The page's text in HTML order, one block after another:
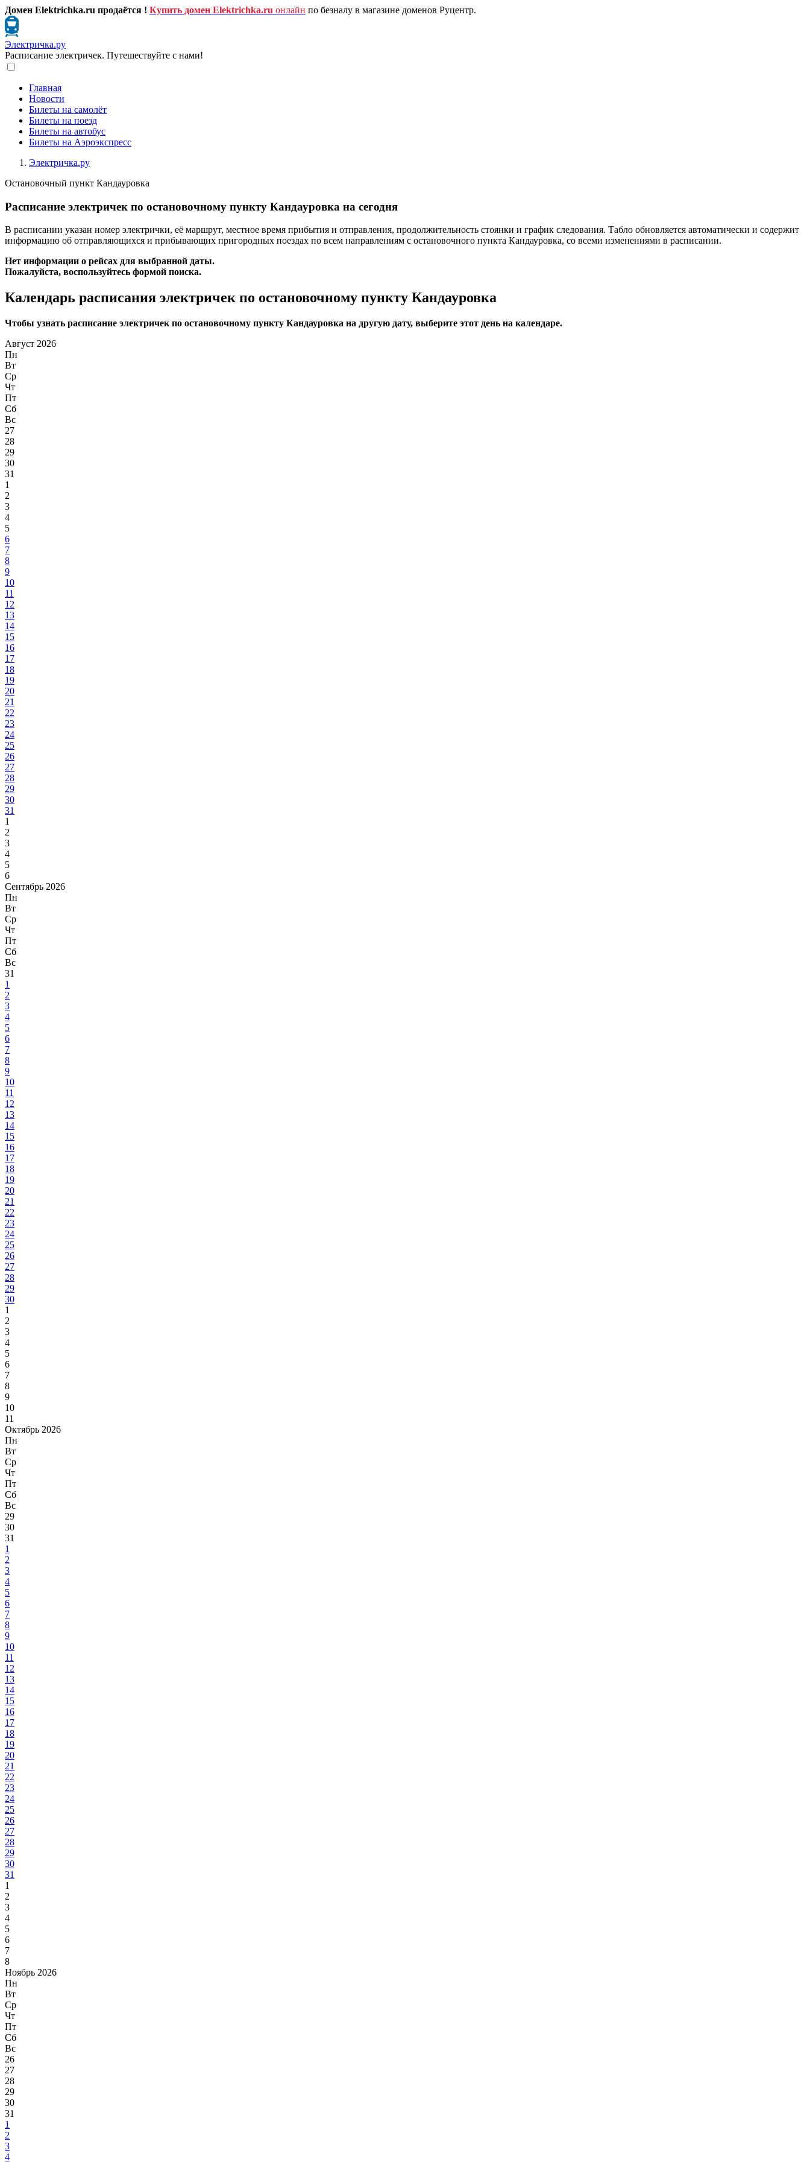
Домен Elektrichka.ru продаётся ! Купить домен Elektrichka.ru онлайн по безналу в магазине доменов Руцентр.
Электричка.ру
Расписание электричек. Путешествуйте с нами!
Главная
Новости
Билеты на самолёт
Билеты на поезд
Билеты на автобус
Билеты на Аэроэкспресс
Электричка.ру
Остановочный пункт Кандауровка
Расписание электричек по остановочному пункту Кандауровка на сегодня
В расписании указан номер электрички, её маршрут, местное время прибытия и отправления, продолжительность стоянки и график следования. Табло обновляется автоматически и содержит
информацию об отправляющихся и прибывающих пригородных поездах по всем направлениям с остановочного пункта Кандауровка, со всеми изменениями в расписании.
Нет информации о рейсах для выбранной даты.
Пожалуйста, воспользуйтесь формой поиска.
Календарь расписания электричек по остановочному пункту Кандауровка
Чтобы узнать расписание электричек по остановочному пункту Кандауровка на другую дату, выберите этот день на календаре.
Август 2026
Пн
Вт
Ср
Чт
Пт
Сб
Вс
27
28
29
30
31
1
2
3
4
5
6
7
8
9
10
11
12
13
14
15
16
17
18
19
20
21
22
23
24
25
26
27
28
29
30
31
1
2
3
4
5
6
Сентябрь 2026
Пн
Вт
Ср
Чт
Пт
Сб
Вс
31
1
2
3
4
5
6
7
8
9
10
11
12
13
14
15
16
17
18
19
20
21
22
23
24
25
26
27
28
29
30
1
2
3
4
5
6
7
8
9
10
11
Октябрь 2026
Пн
Вт
Ср
Чт
Пт
Сб
Вс
29
30
31
1
2
3
4
5
6
7
8
9
10
11
12
13
14
15
16
17
18
19
20
21
22
23
24
25
26
27
28
29
30
31
1
2
3
4
5
6
7
8
Ноябрь 2026
Пн
Вт
Ср
Чт
Пт
Сб
Вс
26
27
28
29
30
31
1
2
3
4